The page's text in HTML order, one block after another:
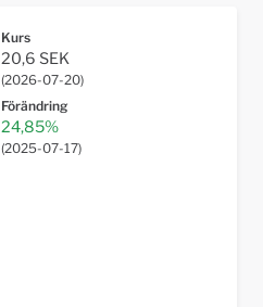
Kurs
20,6 SEK
(2026-07-20)
Förändring
24,85%
(2025-07-17)